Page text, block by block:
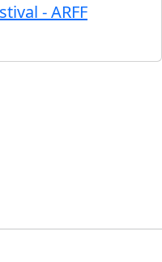
- ARFF